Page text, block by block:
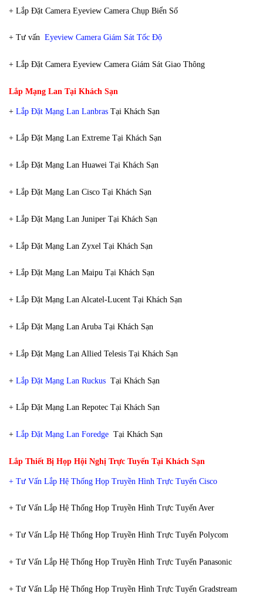
+ Lắp Đặt Camera Eyeview Camera Chụp Biển Số
+ Tư vấn Eyeview Camera Giám Sát Tốc Độ
+ Lắp Đặt Camera Eyeview Camera Giám Sát Giao Thông
Lắp Mạng Lan Tại Khách Sạn
+ Lắp Đặt Mạng Lan Lanbras Tại Khách Sạn
+ Lắp Đặt Mạng Lan Extreme Tại Khách Sạn
+ Lắp Đặt Mạng Lan Huawei Tại Khách Sạn
+ Lắp Đặt Mạng Lan Cisco Tại Khách Sạn
+ Lắp Đặt Mạng Lan Juniper Tại Khách Sạn
+ Lắp Đặt Mạng Lan Zyxel Tại Khách Sạn
+ Lắp Đặt Mạng Lan Maipu Tại Khách Sạn
+ Lắp Đặt Mạng Lan Alcatel-Lucent Tại Khách Sạn
+ Lắp Đặt Mạng Lan Aruba Tại Khách Sạn
+ Lắp Đặt Mạng Lan Allied Telesis Tại Khách Sạn
+ Lắp Đặt Mạng Lan Ruckus Tại Khách Sạn
+ Lắp Đặt Mạng Lan Repotec Tại Khách Sạn
+ Lắp Đặt Mạng Lan Foredge Tại Khách Sạn
Lắp Thiết Bị Họp Hội Nghị Trực Tuyến Tại Khách Sạn
+ Tư Vấn Lắp Hệ Thống Họp Truyền Hình Trực Tuyến Cisco
+ Tư Vấn Lắp Hệ Thống Họp Truyền Hình Trực Tuyến Aver
+ Tư Vấn Lắp Hệ Thống Họp Truyền Hình Trực Tuyến Polycom
+ Tư Vấn Lắp Hệ Thống Họp Truyền Hình Trực Tuyến Panasonic
+ Tư Vấn Lắp Hệ Thống Họp Truyền Hình Trực Tuyến Gradstream